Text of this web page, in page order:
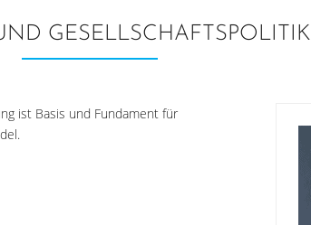
GESELLSCHAFTSPOLITIK
ist Basis und Fundament für